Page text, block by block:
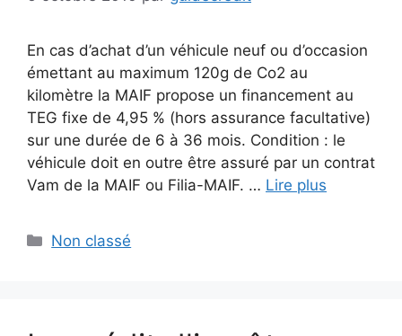
En cas d’achat d’un véhicule neuf ou d’occasion
émettant au maximum 120g de Co2 au
kilomètre la MAIF propose un financement au
TEG fixe de 4,95 % (hors assurance facultative)
sur une durée de 6 à 36 mois. Condition : le
véhicule doit en outre être assuré par un contrat
Vam de la MAIF ou Filia-MAIF. … Lire plus
Catégories
Non classé